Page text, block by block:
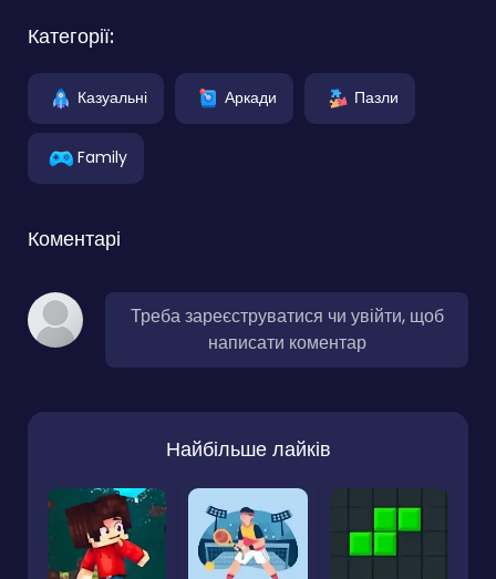
Категорії:
Казуальні Аркади Пазли
Family
Коментарі
Треба зареєструватися чи увійти, щоб
написати коментар
Найбільше лайків